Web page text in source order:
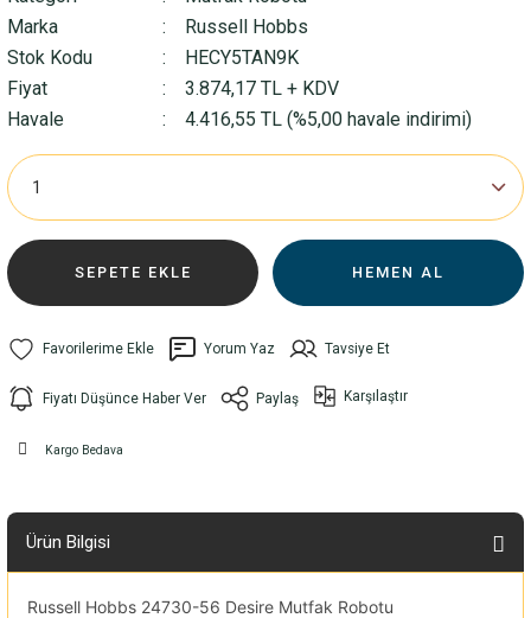
Marka
Russell Hobbs
Stok Kodu
HECY5TAN9K
Fiyat
3.874,17 TL + KDV
Havale
4.416,55 TL (%5,00 havale indirimi)
SEPETE EKLE HEMEN AL
Yorum Yaz Tavsiye Et
Fiyatı Düşünce Haber Ver Paylaş Karşılaştır
Kargo Bedava
Ürün Bilgisi
Russell Hobbs 24730-56 Desire Mutfak Robotu